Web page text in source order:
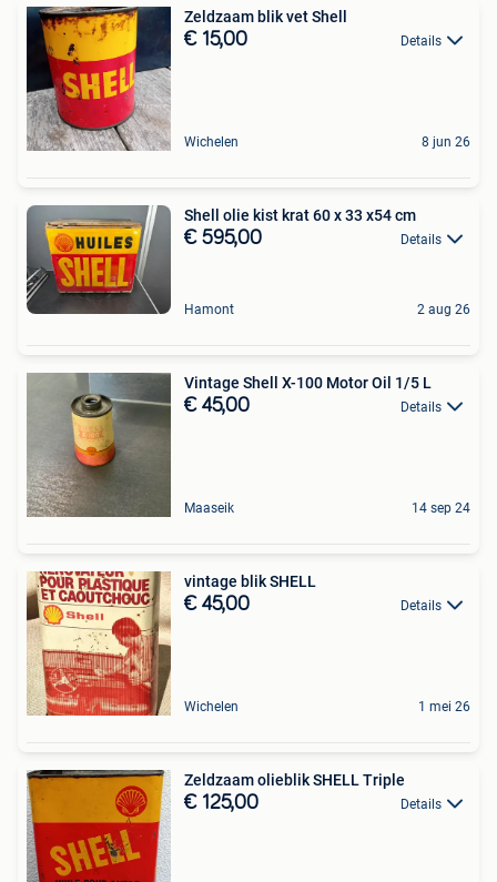
Zeldzaam blik vet Shell
€ 15,00 Details
Wichelen 8 jun 26
Shell olie kist krat 60 x 33 x54 cm
€ 595,00 Details
Hamont 2 aug 26
Vintage Shell X-100 Motor Oil 1/5 L
€ 45,00 Details
Maaseik 14 sep 24
vintage blik SHELL
€ 45,00 Details
Wichelen 1 mei 26
Zeldzaam olieblik SHELL Triple
€ 125,00 Details